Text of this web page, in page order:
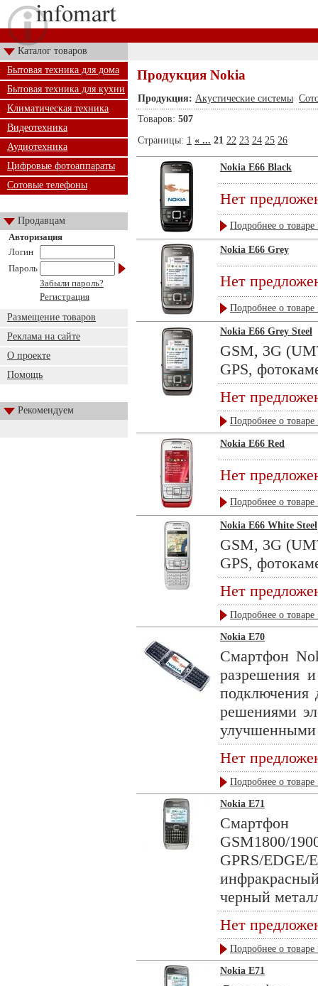
Каталог товаров
Бытовая техника для дома
Бытовая техника для кухни
Климатическая техника
Видеотехника
Аудиотехника
Цифровые фотоаппараты
Сотовые телефоны
Продавцам
Авторизация
Логин
Пароль
Забыли пароль?
Регистрация
Размещение товаров
Реклама на сайте
О проекте
Помощь
Рекомендуем
Продукция Nokia
Продукция: Акустические системы
Товаров: 507
Страницы: 1 « ... 21 22 23 24 25 26
Nokia E66 Black
Нет
Подробнее о товаре
Nokia E66 Grey
Нет
Подробнее о товаре
Nokia E66 Grey Steel
GSM, 3G
GPS,
Нет
Подробнее о товаре
Nokia E66 Red
Нет
Подробнее о товаре
Nokia E66 White Steel
GSM, 3G
GPS,
Нет
Подробнее о товаре
Nokia E70
Смартфон
разрешения
подключения
решениями
улучшенными
Нет
Подробнее о товаре
Nokia E71
GSM1800/
GPRS/
черный
Нет
Подробнее о товаре
Nokia E71